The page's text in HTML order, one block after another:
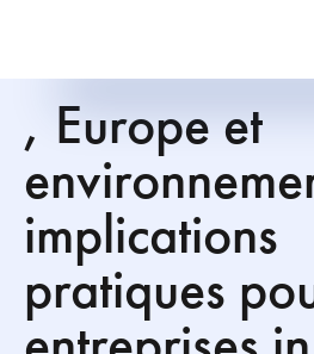
, Europe et
implications
pratiques